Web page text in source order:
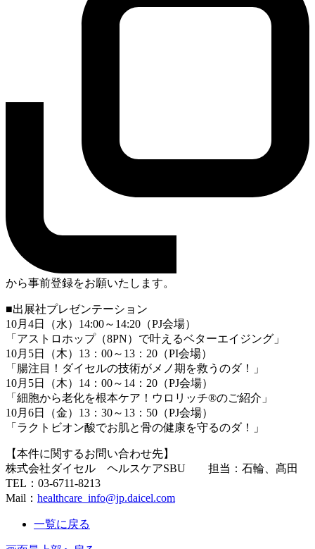
から事前登録をお願いたします。
■出展社プレゼンテーション
10月 4日（水）14:00～ 14:20 （PJ会場）
「アストロホップ（8PN）で叶えるベターエイジング」
10月 5日（木） 13 ： 00～ 13 ： 20 （PI会場）
「腸注目！ダイセルの技術がメノ期を救うのダ！」
10月 5日（木） 14 ： 00～ 14 ： 20 （PJ会場）
「細胞から⽼化を根本ケア！ウロリッチ®のご紹介」
10月 6日（金） 13 ： 30～ 13 ： 50 （PJ会場）
「ラクトビオン酸でお肌と骨の健康を守るのダ！」
【本件に関するお問い合わせ先】
株式会社ダイセル ヘルスケアSBU 担当：石輪、髙田
TEL：03-6711-8213
Mail： healthcare_info@jp.daicel.com
一覧に戻る